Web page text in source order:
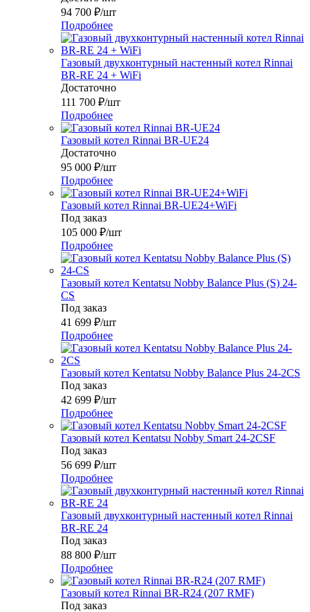
94 700 ₽/шт
Подробнее
Газовый двухконтурный настенный котел Rinnai
BR-RE 24 + WiFi
Достаточно
111 700 ₽/шт
Подробнее
Газовый котел Rinnai BR-UE24
Достаточно
95 000 ₽/шт
Подробнее
Газовый котел Rinnai BR-UE24+WiFi
Под заказ
105 000 ₽/шт
Подробнее
Газовый котел Kentatsu Nobby Balance Plus (S) 24-
CS
Под заказ
41 699 ₽/шт
Подробнее
Газовый котел Kentatsu Nobby Balance Plus 24-2CS
Под заказ
42 699 ₽/шт
Подробнее
Газовый котел Kentatsu Nobby Smart 24-2CSF
Под заказ
56 699 ₽/шт
Подробнее
Газовый двухконтурный настенный котел Rinnai
BR-RE 24
Под заказ
88 800 ₽/шт
Подробнее
Газовый котел Rinnai BR-R24 (207 RMF)
Под заказ